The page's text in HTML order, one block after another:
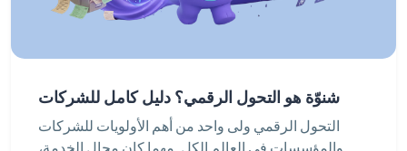
شنوّة هو التحول الرقمي؟ دليل كامل للشركات
التحول الرقمي ولى واحد من أهم الأولويات للشركات